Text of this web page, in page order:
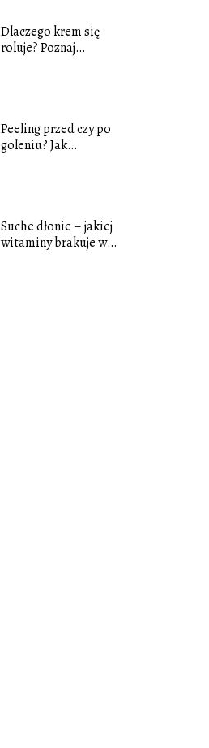
Dlaczego krem się
roluje? Poznaj
Peeling przed czy po
goleniu? Jak
Suche dłonie – jakiej
witaminy brakuje w